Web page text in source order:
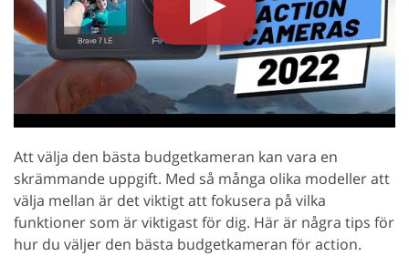
Att välja den bästa budgetkameran kan vara en
skrämmande uppgift. Med så många olika modeller att
välja mellan är det viktigt att fokusera på vilka
funktioner som är viktigast för dig. Här är några tips för
hur du väljer den bästa budgetkameran för action.